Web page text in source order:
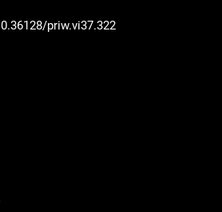
priw.vi37.322